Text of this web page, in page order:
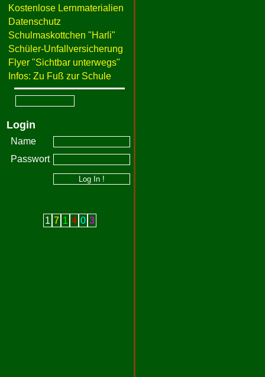
Kostenlose Lernmaterialien
Datenschutz
Schulmaskottchen "Harli"
Schüler-Unfallversicherung
Flyer "Sichtbar unterwegs"
Infos: Zu Fuß zur Schule
Login
Name
Passwort
1 7 1 4 0 3